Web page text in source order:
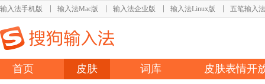
输入法手机版 输入法Mac版 输入法企业版 输入法Linux版 五笔输入法
首页 皮肤 词库 皮肤表情开